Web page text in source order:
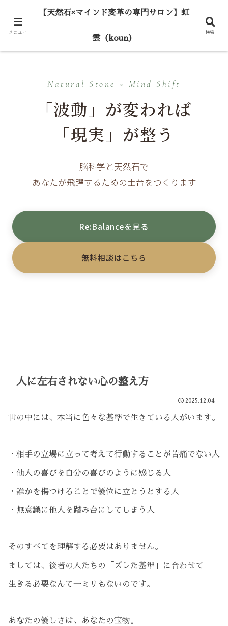
Natural Stone × Mind Shift
「波動」が変われば
「現実」が整う
脳科学と天然石で
あなたが飛躍するための土台をつくります
Re:Balanceを見る
無料相談はこちら
人に左右されない心の整え方
2025.12.04
世の中には、本当に色々な基準で生きている人がいます。
・相手の立場に立って考えて行動することが苦痛でない人
・他人の喜びを自分の喜びのように感じる人
・誰かを傷つけることで優位に立とうとする人
・無意識に他人を踏み台にしてしまう人
そのすべてを理解する必要はありません。
ましては、後者の人たちの「ズレた基準」に合わせて
生きる必要なんて一ミリもないのです。
あなたの優しさは、あなたの宝物。
メニュー
【天然石×マインド変革の専門サロン】虹
雲（koun）
検索